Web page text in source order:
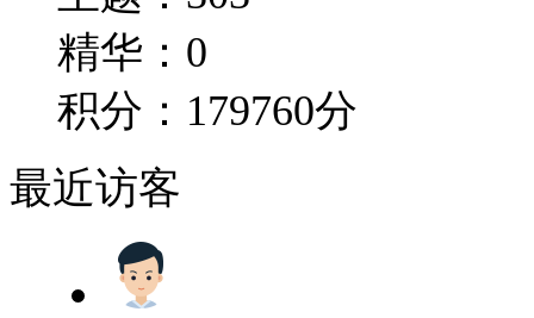
精华：0
积分：179760分
最近访客